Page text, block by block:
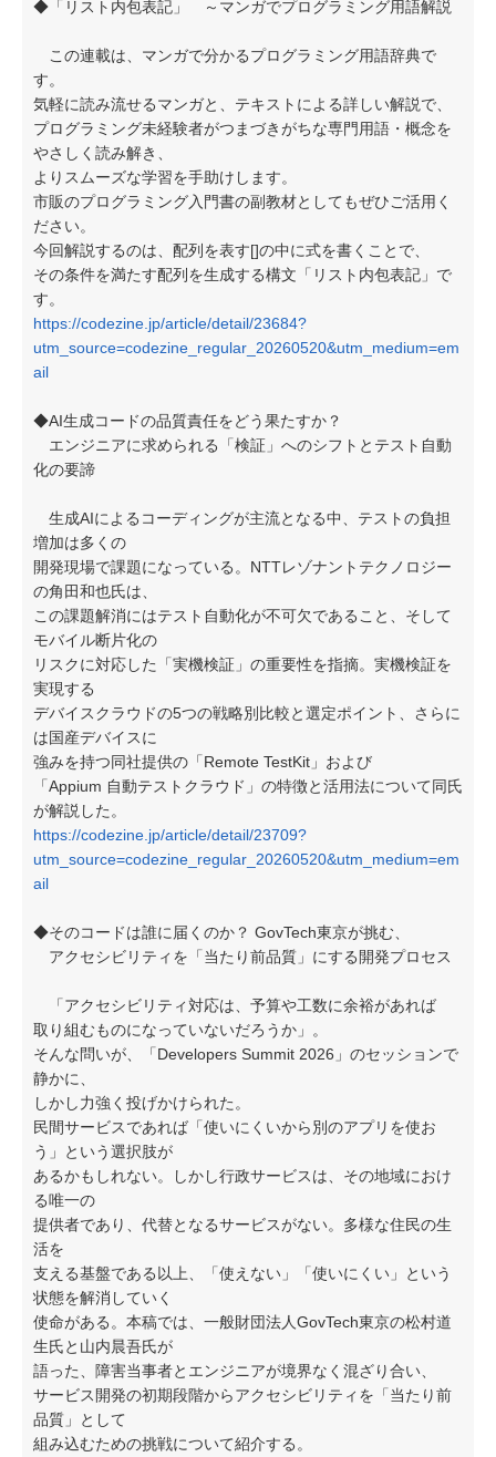
◆「リスト内包表記」 ～マンガでプログラミング用語解説
この連載は、マンガで分かるプログラミング用語辞典で
す。
気軽に読み流せるマンガと、テキストによる詳しい解説で、
プログラミング未経験者がつまづきがちな専門用語・概念を
やさしく読み解き、
よりスムーズな学習を手助けします。
市販のプログラミング入門書の副教材としてもぜひご活用く
ださい。
今回解説するのは、配列を表す[]の中に式を書くことで、
その条件を満たす配列を生成する構文「リスト内包表記」で
す。
https://codezine.jp/article/detail/23684?
utm_source=codezine_regular_20260520&utm_medium=em
ail
◆AI生成コードの品質責任をどう果たすか？
エンジニアに求められる「検証」へのシフトとテスト自動
化の要諦
生成AIによるコーディングが主流となる中、テストの負担
増加は多くの
開発現場で課題になっている。NTTレゾナントテクノロジー
の角田和也氏は、
この課題解消にはテスト自動化が不可欠であること、そして
モバイル断片化の
リスクに対応した「実機検証」の重要性を指摘。実機検証を
実現する
デバイスクラウドの5つの戦略別比較と選定ポイント、さらに
は国産デバイスに
強みを持つ同社提供の「Remote TestKit」および
「Appium 自動テストクラウド」の特徴と活用法について同氏
が解説した。
https://codezine.jp/article/detail/23709?
utm_source=codezine_regular_20260520&utm_medium=em
ail
◆そのコードは誰に届くのか？ GovTech東京が挑む、
アクセシビリティを「当たり前品質」にする開発プロセス
「アクセシビリティ対応は、予算や工数に余裕があれば
取り組むものになっていないだろうか」。
そんな問いが、「Developers Summit 2026」のセッションで
静かに、
しかし力強く投げかけられた。
民間サービスであれば「使いにくいから別のアプリを使お
う」という選択肢が
あるかもしれない。しかし行政サービスは、その地域におけ
る唯一の
提供者であり、代替となるサービスがない。多様な住民の生
活を
支える基盤である以上、「使えない」「使いにくい」という
状態を解消していく
使命がある。本稿では、一般財団法人GovTech東京の松村道
生氏と山内晨吾氏が
語った、障害当事者とエンジニアが境界なく混ざり合い、
サービス開発の初期段階からアクセシビリティを「当たり前
品質」として
組み込むための挑戦について紹介する。